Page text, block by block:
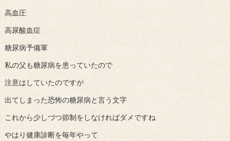
高血圧
高尿酸血症
糖尿病予備軍
私の父も糖尿病を患っていたので
注意はしていたのですが
出てしまった恐怖の糖尿病と言う文字
これから少しづつ節制をしなければダメですね
やはり健康診断を毎年やって